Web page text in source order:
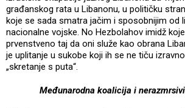
građanskog rata u Libanonu, u političku
koje se sada smatra jačim i sposobnijim od
nacionalne vojske. No Hezbolahov imidž
prvenstveno taj da oni služe kao obrana
je uplitanje u sukobe koji ih se ne tiču
„skretanje s puta“.
Međunarodna koalicija i